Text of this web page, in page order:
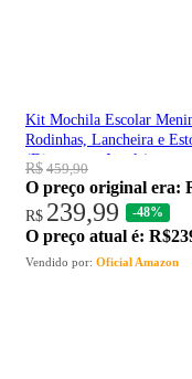
Kit Mochila Escolar
Rodinhas, Lancheira e
(Dinossauro Jungle)
R$ 459,90
O preço original era:
R$ 239,99 -48%
O preço atual é:
Vendido por: Oficial Amazon